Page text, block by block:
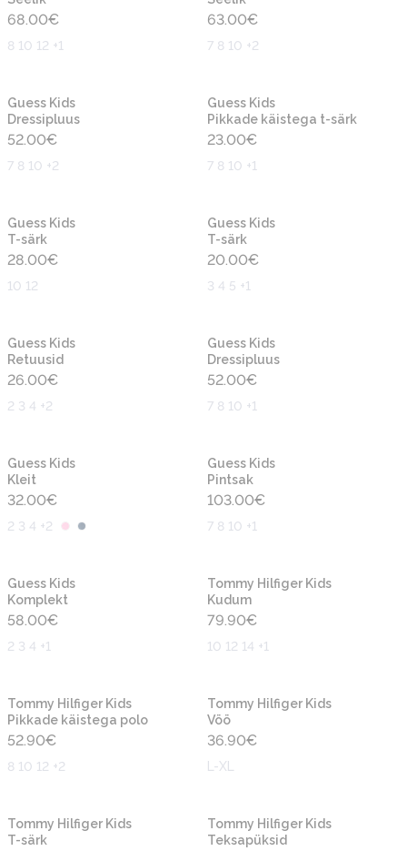
68.00€
8 10 12 +1
63.00€
7 8 10 +2
Guess Kids
Dressipluus
52.00€
7 8 10 +2
Guess Kids
Pikkade käistega t-särk
23.00€
7 8 10 +1
Guess Kids
T-särk
28.00€
10 12
Guess Kids
T-särk
20.00€
3 4 5 +1
Guess Kids
Retuusid
26.00€
2 3 4 +2
Guess Kids
Dressipluus
52.00€
7 8 10 +1
Guess Kids
Kleit
32.00€
2 3 4 +2
Guess Kids
Pintsak
103.00€
7 8 10 +1
Guess Kids
Komplekt
58.00€
2 3 4 +1
Tommy Hilfiger Kids
Kudum
79.90€
10 12 14 +1
Tommy Hilfiger Kids
Pikkade käistega polo
52.90€
8 10 12 +2
Tommy Hilfiger Kids
Vöö
36.90€
L-XL
Tommy Hilfiger Kids
T-särk
Tommy Hilfiger Kids
Teksapüksid